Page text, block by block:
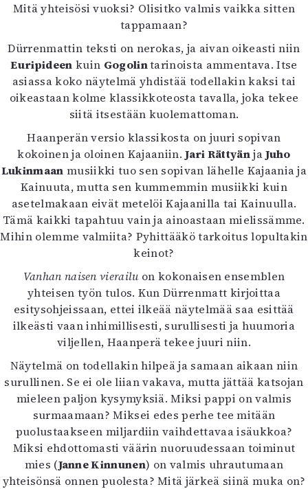
Mitä yhteisösi vuoksi? Olisitko valmis vaikka sitten
tappamaan?
Dürrenmattin teksti on nerokas, ja aivan oikeasti niin
Euripideen kuin Gogolintarinoista ammentava. Itse
asiassa koko näytelmä yhdistää todellakin kaksi tai
oikeastaan kolme klassikkoteosta tavalla, joka tekee
siitä itsestään kuolemattoman.
Haanperän versio klassikosta on juuri sopivan
kokoinen ja oloinen Kajaaniin.Jari RättyänjaJuho
Lukinmaan musiikki tuo sen sopivan lähelle Kajaania ja
Kainuuta, mutta sen kummemmin musiikki kuin
asetelmakaan eivät metelöi Kajaanilla tai Kainuulla.
Tämä kaikki tapahtuu vain ja ainoastaan mielissämme.
Mihin olemme valmiita? Pyhittääkö tarkoitus lopultakin
keinot?
Vanhan naisen vierailu on kokonaisen ensemblen
yhteisen työn tulos. Kun Dürrenmatt kirjoittaa
esitysohjeissaan, ettei ilkeää näytelmää saa esittää
ilkeästi vaan inhimillisesti, surullisesti ja huumoria
viljellen, Haanperä tekee juuri niin.
Näytelmä on todellakin hilpeä ja samaan aikaan niin
surullinen. Se ei ole liian vakava, mutta jättää katsojan
mieleen paljon kysymyksiä. Miksi pappi on valmis
surmaamaan? Miksei edes perhe tee mitään
puolustaakseen miljardiin vaihdettavaa isäukkoa?
Miksi ehdottomasti väärin nuoruudessaan toiminut
mies (Janne Kinnunen) on valmis uhrautumaan
yhteisönsä onnen puolesta? Mitä järkeä siinä muka on?